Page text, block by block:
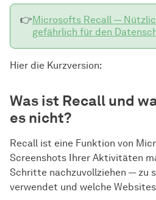
👉Microsofts Recall —
gefährlich für den
Hier die Kurzversion:
Was ist Recall und
es nicht?
Recall ist eine Funktion von
Screenshots Ihrer Aktivitäten
Schritte nachzuvollziehen — zu
verwendet und welche